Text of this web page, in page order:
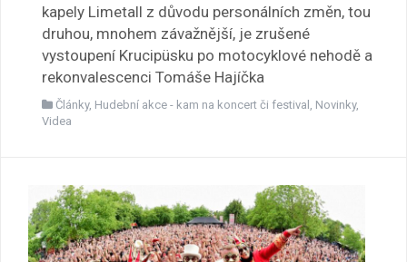
kapely Limetall z důvodu personálních změn, tou
druhou, mnohem závažnější, je zrušené
vystoupení Krucipüsku po motocyklové nehodě a
rekonvalescenci Tomáše Hajíčka
Články, Hudební akce - kam na koncert či festival Novinky,
Videa